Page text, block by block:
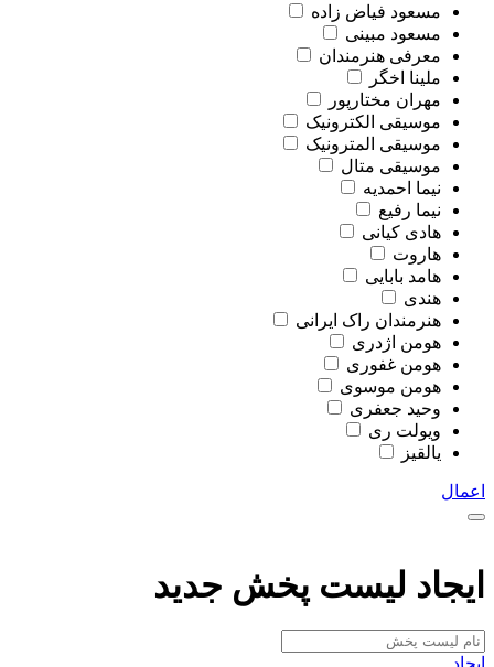
مسعود فیاض زاده
مسعود مبینی
معرفی هنرمندان
ملینا اخگر
مهران مختارپور
موسیقی الکترونیک
موسیقی المترونیک
موسیقی متال
نیما احمدیه
نیما رفیع
هادی کیانی
هاروت
هامد بابایی
هندی
هنرمندان راک ایرانی
هومن اژدری
هومن غفوری
هومن موسوی
وحید جعفری
ویولت ری
یالقیز
اعمال
ایجاد لیست پخش جدید